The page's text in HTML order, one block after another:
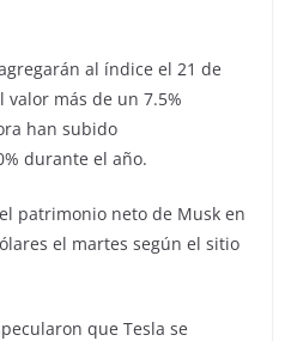
al índice el 21 de
más de un 7.5%
han subido
durante el año.
patrimonio neto de Musk en
el martes según el sitio
que Tesla se